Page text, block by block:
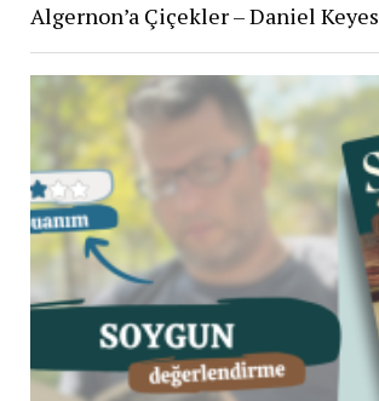
Algernon’a Çiçekler – Daniel Keyes